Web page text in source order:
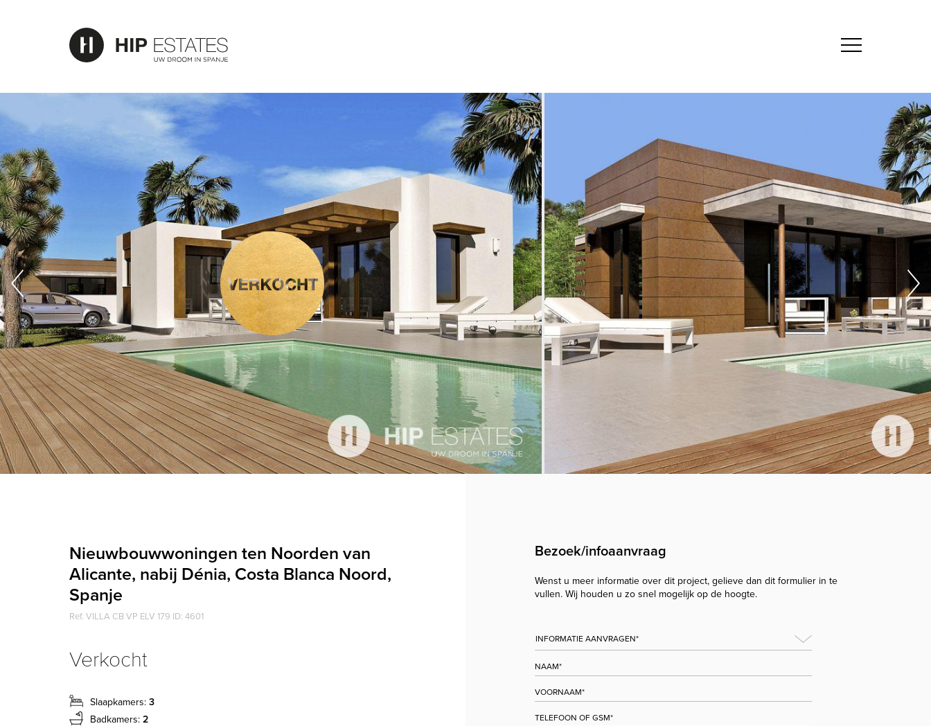
Nieuwbouwwoningen ten Noorden van
Alicante, nabij Dénia, Costa Blanca Noord,
Spanje
Ref. VILLA CB VP ELV 179 ID: 4601
Verkocht
Slaapkamers: 3
Badkamers: 2
Bezoek/infoaanvraag
Wenst u meer informatie over dit project, gelieve dan dit formulier in te
vullen. Wij houden u zo snel mogelijk op de hoogte.